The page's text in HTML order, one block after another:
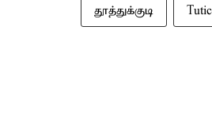
தூத்துக்குடி